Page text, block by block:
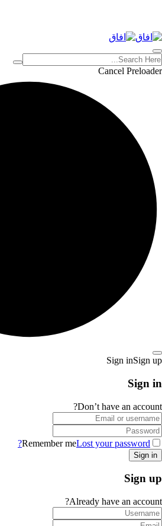
Cancel Preloader
Sign inSign up
Sign in
Don’t have an account?
Remember meLost your password?
Sign up
Already have an account?